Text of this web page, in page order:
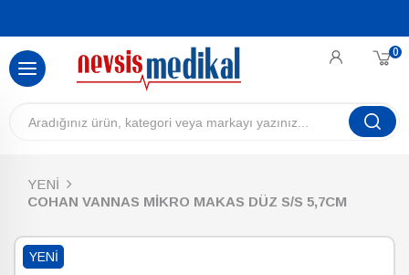
0
YENİ
COHAN VANNAS MİKRO MAKAS DÜZ S/S 5,7CM
YENI